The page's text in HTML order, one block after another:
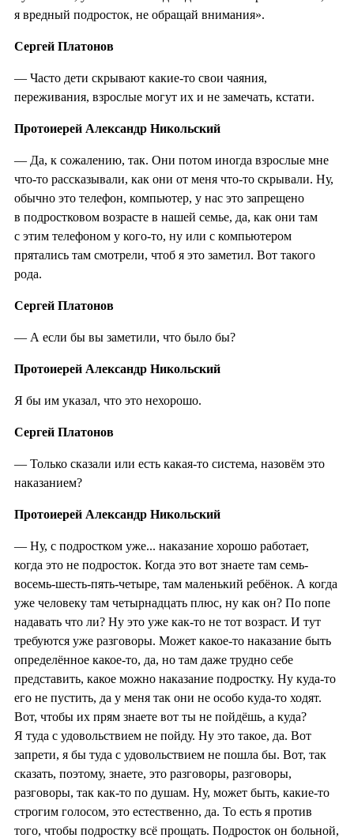
я вредный подросток, не обращай внимания».
Сергей Платонов
— Часто дети скрывают какие-то свои чаяния,
переживания, взрослые могут их и не замечать, кстати.
Протоиерей Александр Никольский
— Да, к сожалению, так. Они потом иногда взрослые мне
что-то рассказывали, как они от меня что-то скрывали. Ну,
обычно это телефон, компьютер, у нас это запрещено
в подростковом возрасте в нашей семье, да, как они там
с этим телефоном у кого-то, ну или с компьютером
прятались там смотрели, чтоб я это заметил. Вот такого
рода.
Сергей Платонов
— А если бы вы заметили, что было бы?
Протоиерей Александр Никольский
Я бы им указал, что это нехорошо.
Сергей Платонов
— Только сказали или есть какая-то система, назовём это
наказанием?
Протоиерей Александр Никольский
— Ну, с подростком уже... наказание хорошо работает,
когда это не подросток. Когда это вот знаете там семь-
восемь-шесть-пять-четыре, там маленький ребёнок. А когда
уже человеку там четырнадцать плюс, ну как он? По попе
надавать что ли? Ну это уже как-то не тот возраст. И тут
требуются уже разговоры. Может какое-то наказание быть
определённое какое-то, да, но там даже трудно себе
представить, какое можно наказание подростку. Ну куда-то
его не пустить, да у меня так они не особо куда-то ходят.
Вот, чтобы их прям знаете вот ты не пойдёшь, а куда?
Я туда с удовольствием не пойду. Ну это такое, да. Вот
запрети, я бы туда с удовольствием не пошла бы. Вот, так
сказать, поэтому, знаете, это разговоры, разговоры,
разговоры, так как-то по душам. Ну, может быть, какие-то
строгим голосом, это естественно, да. То есть я против
того, чтобы подростку всё прощать. Подросток он больной,